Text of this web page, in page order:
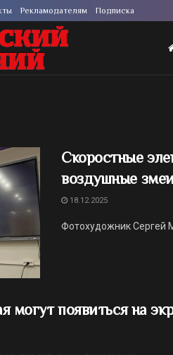
Рекламодателям Подписка
Скоростные
воздушные змеи
18.12.2025
Фотохудожник Сергей
могут появиться на